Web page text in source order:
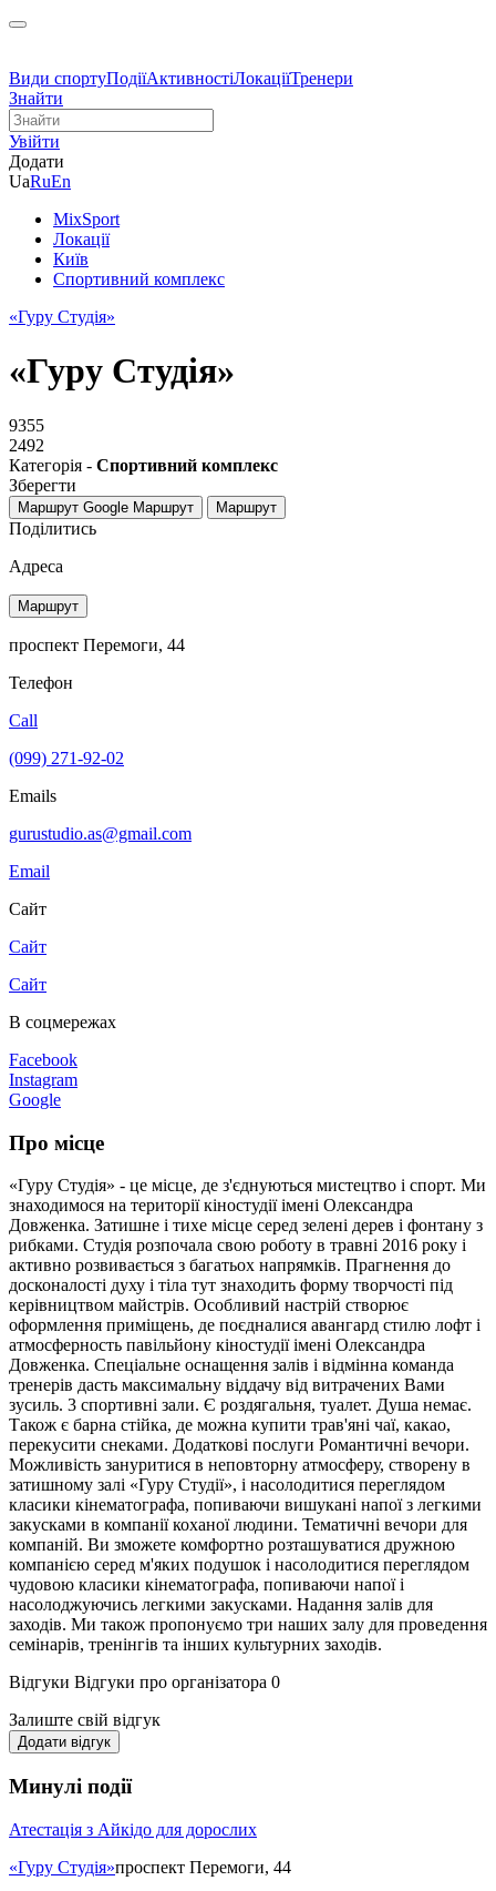
Види спортуПодіїАктивностіЛокаціїТренери
Знайти
Увійти
Додати
UaRuEn
MixSport
Локації
Київ
Спортивний комплекс
«Гуру Студія»
«Гуру Студія»
9355
2492
Категорія - Спортивний комплекс
Зберегти
Маршрут Google Маршрут Маршрут
Поділитись
Адреса
Маршрут
проспект Перемоги, 44
Телефон
Call
(099) 271-92-02
Emails
gurustudio.as@gmail.com
Email
Сайт
Сайт
Сайт
В соцмережах
Facebook
Instagram
Google
Про місце
«Гуру Студія» - це місце, де з'єднуються мистецтво і спорт. Ми
знаходимося на території кіностудії імені Олександра
Довженка. Затишне і тихе місце серед зелені дерев і фонтану з
рибками. Студія розпочала свою роботу в травні 2016 року і
активно розвивається з багатьох напрямків. Прагнення до
досконалості духу і тіла тут знаходить форму творчості під
керівництвом майстрів. Особливий настрій створює
оформлення приміщень, де поєдналися авангард стилю лофт і
атмосферность павільйону кіностудії імені Олександра
Довженка. Спеціальне оснащення залів і відмінна команда
тренерів дасть максимальну віддачу від витрачених Вами
зусиль. 3 спортивні зали. Є роздягальня, туалет. Душа немає.
Також є барна стійка, де можна купити трав'яні чаї, какао,
перекусити снеками. Додаткові послуги Романтичні вечори.
Можливість зануритися в неповторну атмосферу, створену в
затишному залі «Гуру Студії», і насолодитися переглядом
класики кінематографа, попиваючи вишукані напої з легкими
закусками в компанії коханої людини. Тематичні вечори для
компаній. Ви зможете комфортно розташуватися дружною
компанією серед м'яких подушок і насолодитися переглядом
чудовою класики кінематографа, попиваючи напої і
насолоджуючись легкими закусками. Надання залів для
заходів. Ми також пропонуємо три наших залу для проведення
семінарів, тренінгів та інших культурних заходів.
Відгуки Відгуки про організатора 0
Залиште свій відгук
Додати відгук
Минулі події
Атестація з Айкідо для дорослих
«Гуру Студія»проспект Перемоги, 44